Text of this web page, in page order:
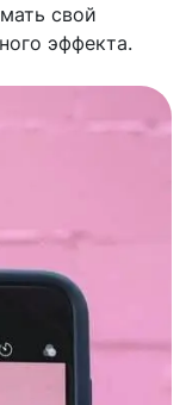
свой
эффекта.